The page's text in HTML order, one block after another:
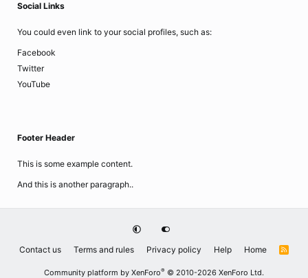
Social Links
You could even link to your social profiles, such as:
Facebook
Twitter
YouTube
Footer Header
This is some example content.
And this is another paragraph..
Contact us Terms and rules Privacy policy Help Home
R
Community platform by XenForo® © 2010-2026 XenForo Ltd.